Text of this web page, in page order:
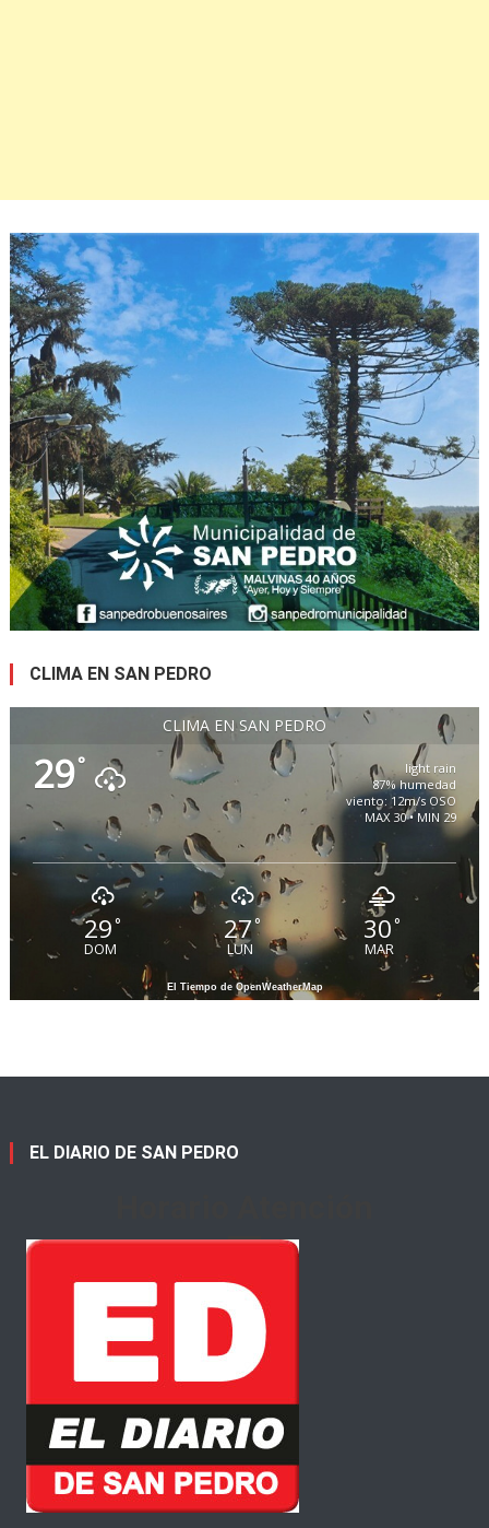
CLIMA EN SAN PEDRO
CLIMA EN SAN PEDRO
29°
light rain
87% humedad
viento: 12m/s OSO
MAX 30 • MIN 29
29°
DOM
27 °
LUN
30°
MAR
El Tiempo de OpenWeatherMap
EL DIARIO DE SAN PEDRO